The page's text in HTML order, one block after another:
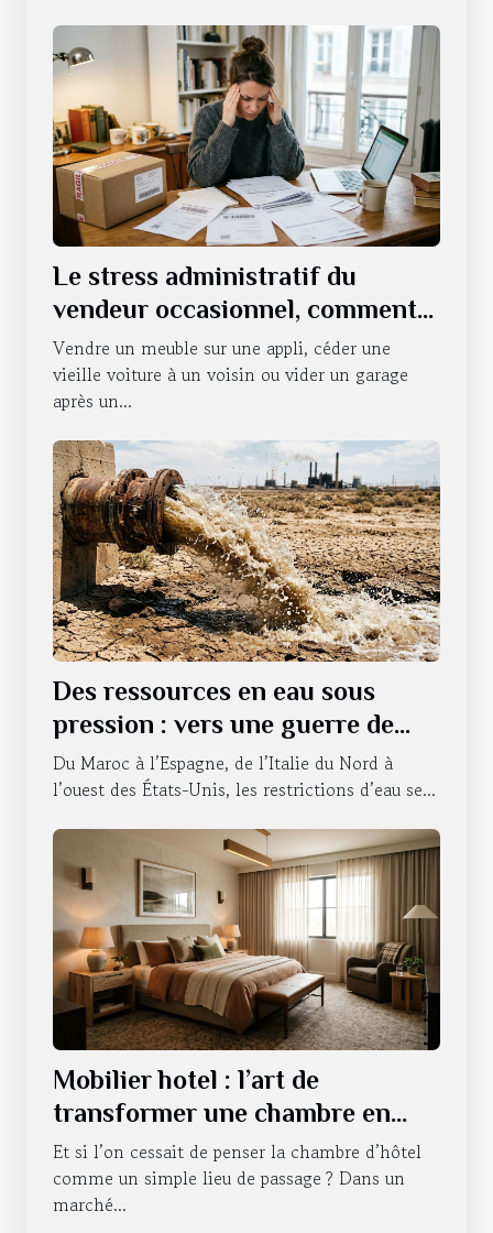
Le stress administratif du
vendeur occasionnel, comment
s’en défaire ?
Vendre un meuble sur une appli, céder une
vieille voiture à un voisin ou vider un garage
après un...
Des ressources en eau sous
pression : vers une guerre de
l’accessibilité ?
Du Maroc à l’Espagne, de l’Italie du Nord à
l’ouest des États-Unis, les restrictions d’eau se...
Mobilier hotel : l’art de
transformer une chambre en
expérience sensorielle
Et si l’on cessait de penser la chambre d’hôtel
comme un simple lieu de passage ? Dans un
marché...